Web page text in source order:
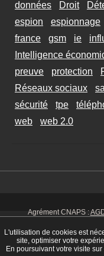
données
Droit
espion
espionnage
france
gsm ie
Intelligence
preuve
protection
Réseaux sociaux
sécurité
tpe
web
web 2.0
Agrément CNAPS :
925 00038 - Code NAF
L'utilisation de cookies est
site, optimiser votre
En poursuivant votre visite